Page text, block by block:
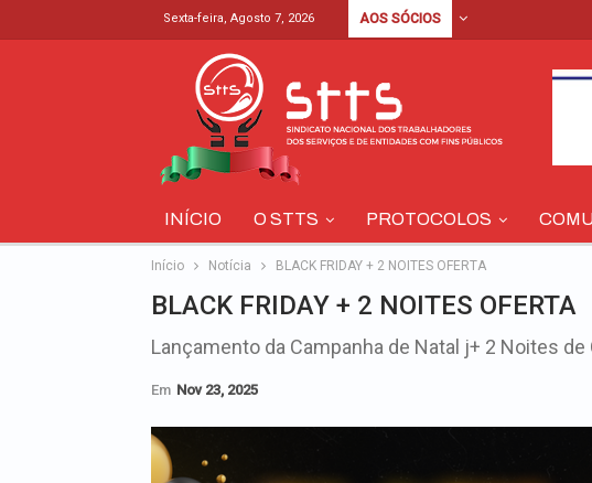
Sexta-feira, Agosto 7, 2026 AOS SÓCIOS
INÍCIO O STTS PROTOCOLOS
Início Notícia BLACK FRIDAY + 2 NOITES OFERTA
BLACK FRIDAY + 2 NOITES OFERTA
Lançamento da Campanha de Natal j+ 2 Noites de
Em Nov 23, 2025